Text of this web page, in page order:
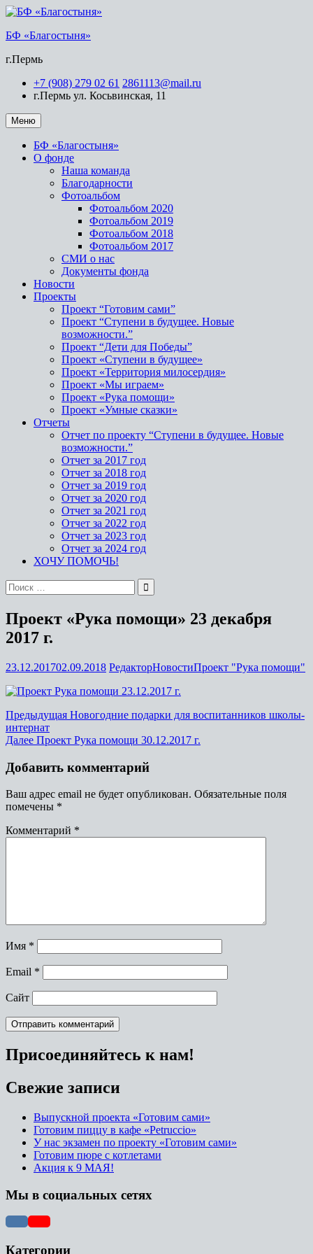
БФ «Благостыня»
г.Пермь
+7 (908) 279 02 61 2861113@mail.ru
г.Пермь ул. Косьвинская, 11
Меню
БФ «Благостыня»
О фонде
Наша команда
Благодарности
Фотоальбом
Фотоальбом 2020
Фотоальбом 2019
Фотоальбом 2018
Фотоальбом 2017
СМИ о нас
Документы фонда
Новости
Проекты
Проект “Готовим сами”
Проект “Ступени в будущее. Новые
возможности.”
Проект “Дети для Победы”
Проект «Ступени в будущее»
Проект «Территория милосердия»
Проект «Мы играем»
Проект «Рука помощи»
Проект «Умные сказки»
Отчеты
Отчет по проекту “Ступени в будущее. Новые
возможности.”
Отчет за 2017 год
Отчет за 2018 год
Отчет за 2019 год
Отчет за 2020 год
Отчет за 2021 год
Отчет за 2022 год
Отчет за 2023 год
Отчет за 2024 год
ХОЧУ ПОМОЧЬ!
Проект «Рука помощи» 23 декабря
2017 г.
23.12.201702.09.2018 РедакторНовостиПроект "Рука помощи"
Предыдущая Новогодние подарки для воспитанников школы-
интернат
Далее Проект Рука помощи 30.12.2017 г.
Добавить комментарий
Ваш адрес email не будет опубликован. Обязательные поля
помечены *
Комментарий *
Имя *
Email *
Сайт
Присоединяйтесь к нам!
Свежие записи
Выпускной проекта «Готовим сами»
Готовим пиццу в кафе «Petruccio»
У нас экзамен по проекту «Готовим сами»
Готовим пюре с котлетами
Акция к 9 МАЯ!
Мы в социальных сетях
Категории